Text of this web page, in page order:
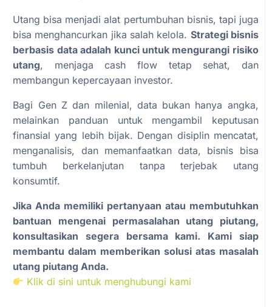
Utang bisa menjadi alat pertumbuhan bisnis, tapi juga
bisa menghancurkan jika salah kelola. Strategi bisnis
berbasis data adalah kunci untuk mengurangi risiko
utang, menjaga cash flow tetap sehat, dan
membangun kepercayaan investor.
Bagi Gen Z dan milenial, data bukan hanya angka,
melainkan panduan untuk mengambil keputusan
finansial yang lebih bijak. Dengan disiplin mencatat,
menganalisis, dan memanfaatkan data, bisnis bisa
tumbuh berkelanjutan tanpa terjebak utang
konsumtif.
Jika Anda memiliki pertanyaan atau membutuhkan
bantuan mengenai permasalahan utang piutang,
konsultasikan segera bersama kami. Kami siap
membantu dalam memberikan solusi atas masalah
utang piutang Anda.
Klik di sini untuk menghubungi kami